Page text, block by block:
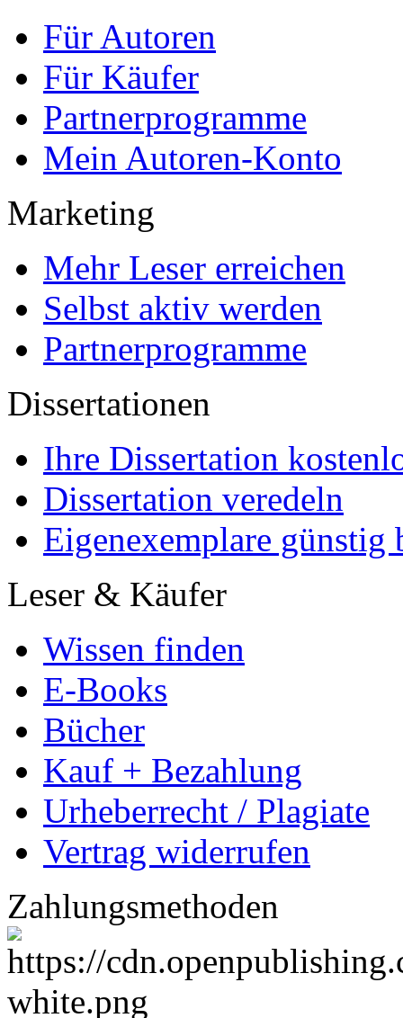
Premium Services
Premium-Cover
EPUB-Konvertierung
Marketing-Pakete
Premium-Layout
Korrektorat
FAQ
Für Autoren
Für Käufer
Partnerprogramme
Mein Autoren-Konto
Marketing
Mehr Leser erreichen
Selbst aktiv werden
Partnerprogramme
Dissertationen
Ihre Dissertation
Dissertation veredeln
Eigenexemplare günstig
Leser & Käufer
Wissen finden